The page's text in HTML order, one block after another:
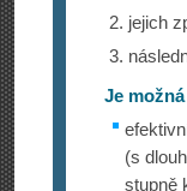
jejich
Je
(s
stupně